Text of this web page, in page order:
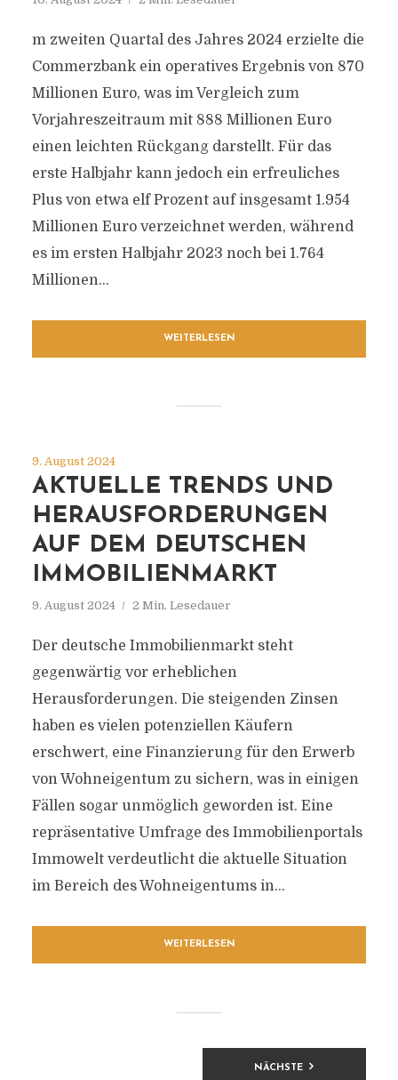
m zweiten Quartal des Jahres 2024 erzielte die
Commerzbank ein operatives Ergebnis von 870
Millionen Euro, was im Vergleich zum
Vorjahreszeitraum mit 888 Millionen Euro
einen leichten Rückgang darstellt. Für das
erste Halbjahr kann jedoch ein erfreuliches
Plus von etwa elf Prozent auf insgesamt 1.954
Millionen Euro verzeichnet werden, während
es im ersten Halbjahr 2023 noch bei 1.764
Millionen...
WEITERLESEN
9. August 2024
AKTUELLE TRENDS UND
HERAUSFORDERUNGEN
AUF DEM DEUTSCHEN
IMMOBILIENMARKT
9. August 2024 2 Min. Lesedauer
Der deutsche Immobilienmarkt steht
gegenwärtig vor erheblichen
Herausforderungen. Die steigenden Zinsen
haben es vielen potenziellen Käufern
erschwert, eine Finanzierung für den Erwerb
von Wohneigentum zu sichern, was in einigen
Fällen sogar unmöglich geworden ist. Eine
repräsentative Umfrage des Immobilienportals
Immowelt verdeutlicht die aktuelle Situation
im Bereich des Wohneigentums in...
WEITERLESEN
BEITRAGSNAVIGATIONNÄCHSTE